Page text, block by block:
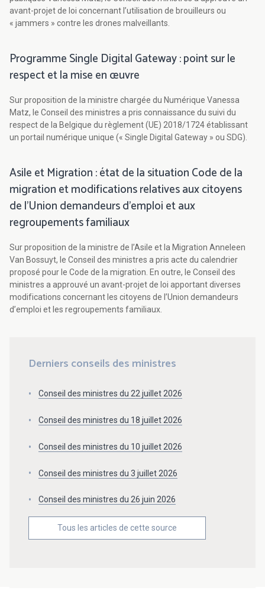
avant-projet de loi concernant l’utilisation de brouilleurs ou
« jammers » contre les drones malveillants.
Programme Single Digital Gateway : point sur le
respect et la mise en œuvre
Sur proposition de la ministre chargée du Numérique Vanessa
Matz, le Conseil des ministres a pris connaissance du suivi du
respect de la Belgique du règlement (UE) 2018/1724 établissant
un portail numérique unique (« Single Digital Gateway » ou SDG).
Asile et Migration : état de la situation Code de la
migration et modifications relatives aux citoyens
de l'Union demandeurs d'emploi et aux
regroupements familiaux
Sur proposition de la ministre de l’Asile et la Migration Anneleen
Van Bossuyt, le Conseil des ministres a pris acte du calendrier
proposé pour le Code de la migration. En outre, le Conseil des
ministres a approuvé un avant-projet de loi apportant diverses
modifications concernant les citoyens de l’Union demandeurs
d’emploi et les regroupements familiaux.
Derniers conseils des ministres
Conseil des ministres du 22 juillet 2026
Conseil des ministres du 18 juillet 2026
Conseil des ministres du 10 juillet 2026
Conseil des ministres du 3 juillet 2026
Conseil des ministres du 26 juin 2026
Tous les articles de cette source